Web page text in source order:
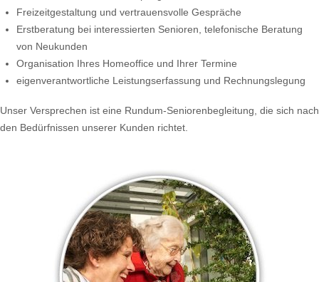
Freizeitgestaltung und vertrauensvolle Gespräche
Erstberatung bei interessierten Senioren, telefonische Beratung
von Neukunden
Organisation Ihres Homeoffice und Ihrer Termine
eigenverantwortliche Leistungserfassung und Rechnungslegung
Unser Versprechen ist eine Rundum-Seniorenbegleitung, die sich nach
den Bedürfnissen unserer Kunden richtet.